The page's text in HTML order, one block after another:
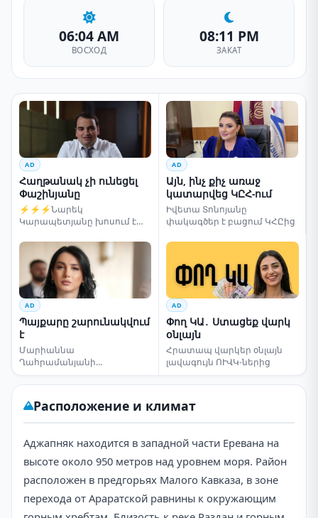
06:04 AM
ВОСХОД
08:11 PM
ЗАКАТ
AD
Հաղթանակ չի ունեցել
Փաշինյանը
⚡⚡⚡Նարեկ
Կարապետյանը խոսում է
AD
Այն, ինչ քիչ առաջ
կատարվեց ԿԸՀ-ում
Իվետա Տոնոյանը
փակագծեր է բացում ԿՀԸից
AD
Պայքարը շարունակվում
է
Մարիաննա
Ղահրամանյանի
սենսացիոն կոչը
AD
Փող ԿԱ․ Ստացեք վարկ
օնլայն
Հրատապ վարկեր օնլայն
լավագույն ՈՒՎԿ-ներից
Расположение и климат
Аджапняк находится в западной части Еревана на
высоте около 950 метров над уровнем моря. Район
расположен в предгорьях Малого Кавказа, в зоне
перехода от Араратской равнины к окружающим